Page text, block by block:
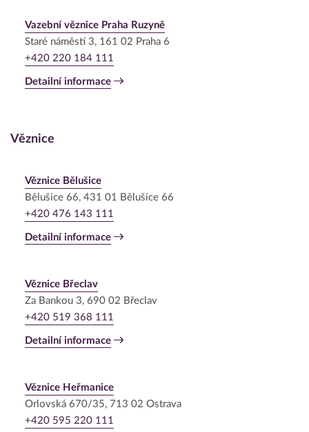
Vazební věznice Praha Ruzyně
Staré náměstí 3, 161 02 Praha 6
+420 220 184 111
Detailní informace
Věznice
Věznice Bělušice
Bělušice 66, 431 01 Bělušice 66
+420 476 143 111
Detailní informace
Věznice Břeclav
Za Bankou 3, 690 02 Břeclav
+420 519 368 111
Detailní informace
Věznice Heřmanice
Orlovská 670/35, 713 02 Ostrava
+420 595 220 111